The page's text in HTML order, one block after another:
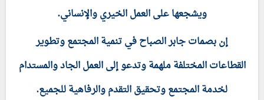
ويشجعها على العمل الخيري والإنساني.
إن بصمات جابر الصباح في تنمية المجتمع وتطوير
القطاعات المختلفة ملهمة وتدعو إلى العمل الجاد والمستدام
لخدمة المجتمع وتحقيق التقدم والرفاهية للجميع.